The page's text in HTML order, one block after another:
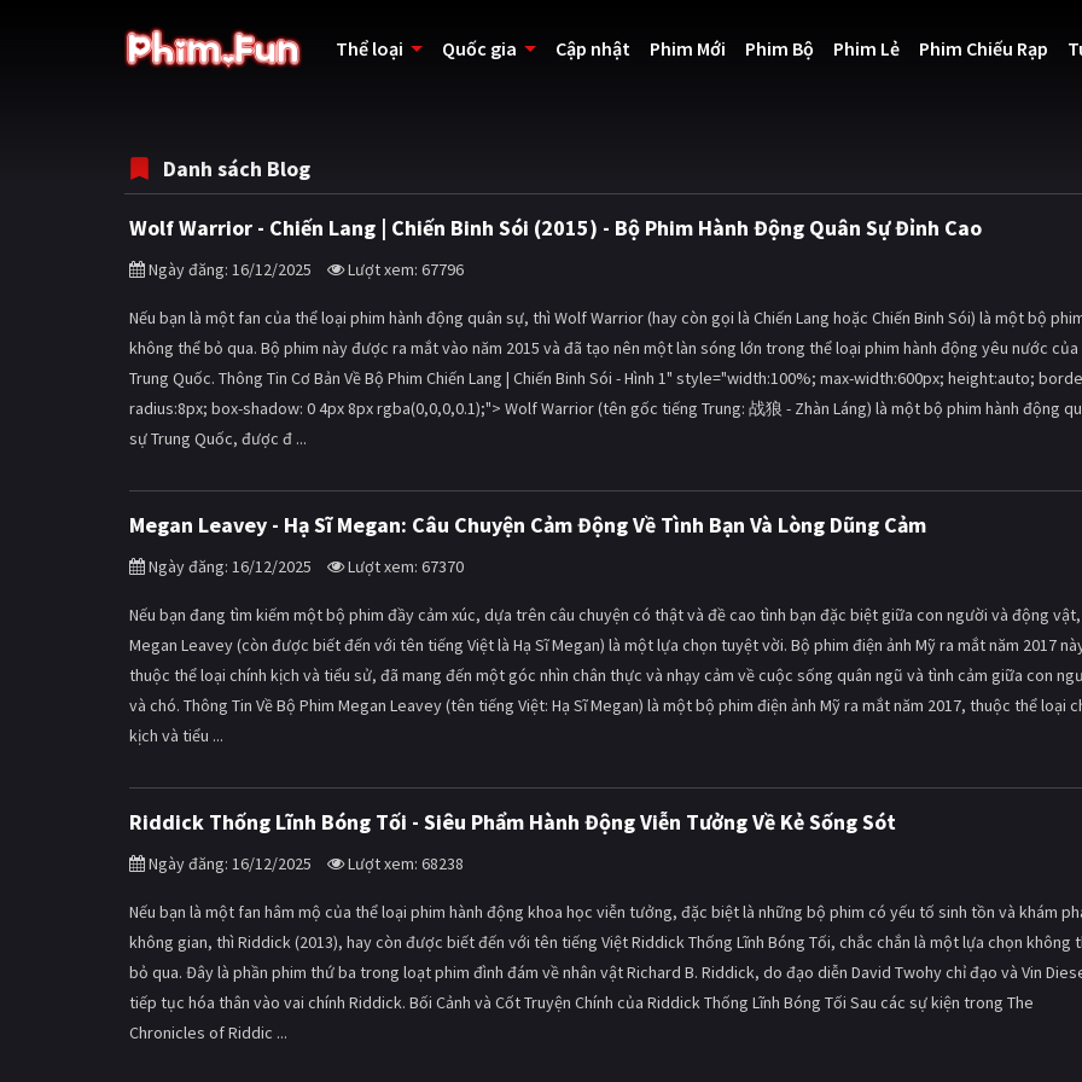
Thể loại Quốc gia Cập nhật Phim Mới Phim Bộ Phim Lẻ Phim Chiếu Rạp
Danh sách Blog
Wolf Warrior - Chiến Lang | Chiến Binh Sói (2015) - Bộ Phim Hành Động Quân Sự Đỉnh Cao
Ngày đăng: 16/12/2025 Lượt xem: 67796
Nếu bạn là một fan của thể loại phim hành động quân sự, thì Wolf Warrior (hay còn gọi là Chiến Lang hoặc Chiến Binh Sói) là một bộ
không thể bỏ qua. Bộ phim này được ra mắt vào năm 2015 và đã tạo nên một làn sóng lớn trong thể loại phim hành động yêu nước của
Trung Quốc. Thông Tin Cơ Bản Về Bộ Phim Chiến Lang | Chiến Binh Sói - Hình 1" style="width:100%; max-width:600px; height:auto;
radius:8px; box-shadow: 0 4px 8px rgba(0,0,0,0.1);"> Wolf Warrior (tên gốc tiếng Trung: 战狼 - Zhàn Láng) là một bộ phim hành động
sự Trung Quốc, được đ ...
Megan Leavey - Hạ Sĩ Megan: Câu Chuyện Cảm Động Về Tình Bạn Và Lòng Dũng Cảm
Ngày đăng: 16/12/2025 Lượt xem: 67370
Nếu bạn đang tìm kiếm một bộ phim đầy cảm xúc, dựa trên câu chuyện có thật và đề cao tình bạn đặc biệt giữa con người và động
Megan Leavey (còn được biết đến với tên tiếng Việt là Hạ Sĩ Megan) là một lựa chọn tuyệt vời. Bộ phim điện ảnh Mỹ ra mắt năm 2017
thuộc thể loại chính kịch và tiểu sử, đã mang đến một góc nhìn chân thực và nhạy cảm về cuộc sống quân ngũ và tình cảm giữa con
và chó. Thông Tin Về Bộ Phim Megan Leavey (tên tiếng Việt: Hạ Sĩ Megan) là một bộ phim điện ảnh Mỹ ra mắt năm 2017, thuộc thể loại
kịch và tiểu ...
Riddick Thống Lĩnh Bóng Tối - Siêu Phẩm Hành Động Viễn Tưởng Về Kẻ Sống Sót
Ngày đăng: 16/12/2025 Lượt xem: 68238
Nếu bạn là một fan hâm mộ của thể loại phim hành động khoa học viễn tưởng, đặc biệt là những bộ phim có yếu tố sinh tồn và khám
không gian, thì Riddick (2013), hay còn được biết đến với tên tiếng Việt Riddick Thống Lĩnh Bóng Tối, chắc chắn là một lựa chọn không
bỏ qua. Đây là phần phim thứ ba trong loạt phim đình đám về nhân vật Richard B. Riddick, do đạo diễn David Twohy chỉ đạo và Vin
tiếp tục hóa thân vào vai chính Riddick. Bối Cảnh và Cốt Truyện Chính của Riddick Thống Lĩnh Bóng Tối Sau các sự kiện trong The
Chronicles of Riddic ...